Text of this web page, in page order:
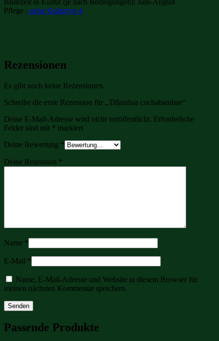
Pflege : siehe Kulturtyp 4
Rezensionen
Es gibt noch keine Rezensionen.
Schreibe die erste Rezension für „Tillandsia cochabambae“
Deine E-Mail-Adresse wird nicht veröffentlicht. Erforderliche
Felder sind mit * markiert
Deine Bewertung *
Deine Rezension *
Name *
E-Mail *
Name, E-Mail-Adresse und Website in diesem Browser für
meinen nächsten Kommentar speichern.
Passende Produkte